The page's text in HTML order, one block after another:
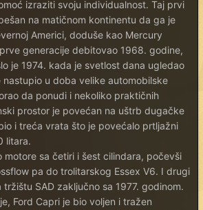
izraziti svoju individualnost. Taj prvi
na matičnom kontinentu da ga je
Americi, doduše kao Mercury
generacije debitovao 1968. godine,
je 1974. kada je svetlost dana ugledao
nastupio u doba velike automobilske
da ponudi i nekoliko praktičnih
prostor je povećan na uštrb dugačke
i treća vrata što je povećalo prtljažni
litara.
motore sa četiri i šest cilindara, počevši
pa do trolitarskog Essex V6. I drugi
SAD zaključno sa 1977. godinom.
Ford Capri je bio voljen i tražen